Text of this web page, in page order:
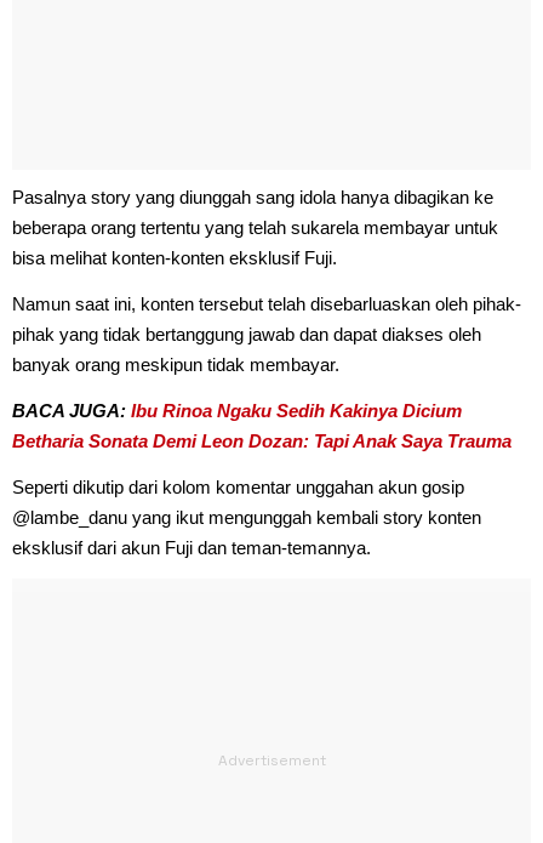
Pasalnya story yang diunggah sang idola hanya dibagikan ke
beberapa orang tertentu yang telah sukarela membayar untuk
bisa melihat konten-konten eksklusif Fuji.
Namun saat ini, konten tersebut telah disebarluaskan oleh pihak-
pihak yang tidak bertanggung jawab dan dapat diakses oleh
banyak orang meskipun tidak membayar.
BACA JUGA: Ibu Rinoa Ngaku Sedih Kakinya Dicium
Betharia Sonata Demi Leon Dozan: Tapi Anak Saya Trauma
Seperti dikutip dari kolom komentar unggahan akun gosip
@lambe_danu yang ikut mengunggah kembali story konten
eksklusif dari akun Fuji dan teman-temannya.